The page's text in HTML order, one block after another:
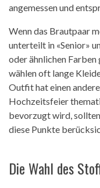
angemessen und
Wenn das Brautpaar
unterteilt in «Senior»
oder ähnlichen Farben
wählen oft lange
Outfit hat einen
Hochzeitsfeier
bevorzugt wird,
diese Punkte
Die Wahl des